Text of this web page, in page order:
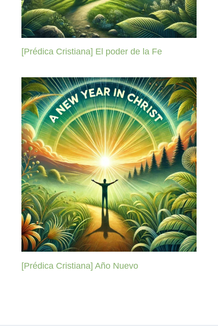
[Prédica Cristiana] El poder de la Fe
[Prédica Cristiana] Año Nuevo